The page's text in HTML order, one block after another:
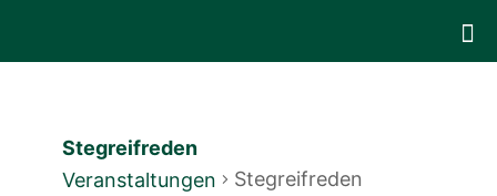
Stegreifreden
Veranstaltungen
Stegreifreden